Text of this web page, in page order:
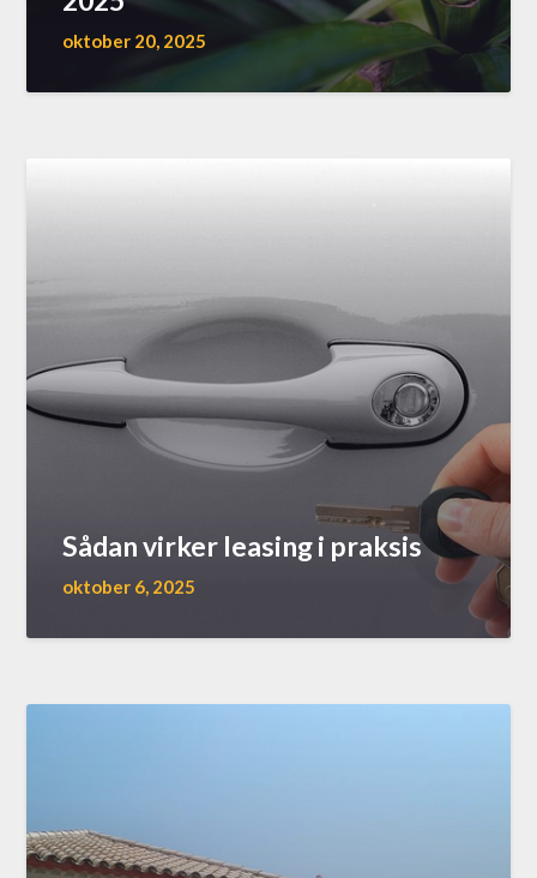
oktober 20, 2025
Sådan virker leasing i praksis
oktober 6, 2025